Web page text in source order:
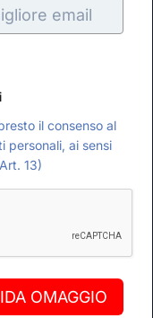
il consenso al
personali, ai sensi
13)
OMAGGIO